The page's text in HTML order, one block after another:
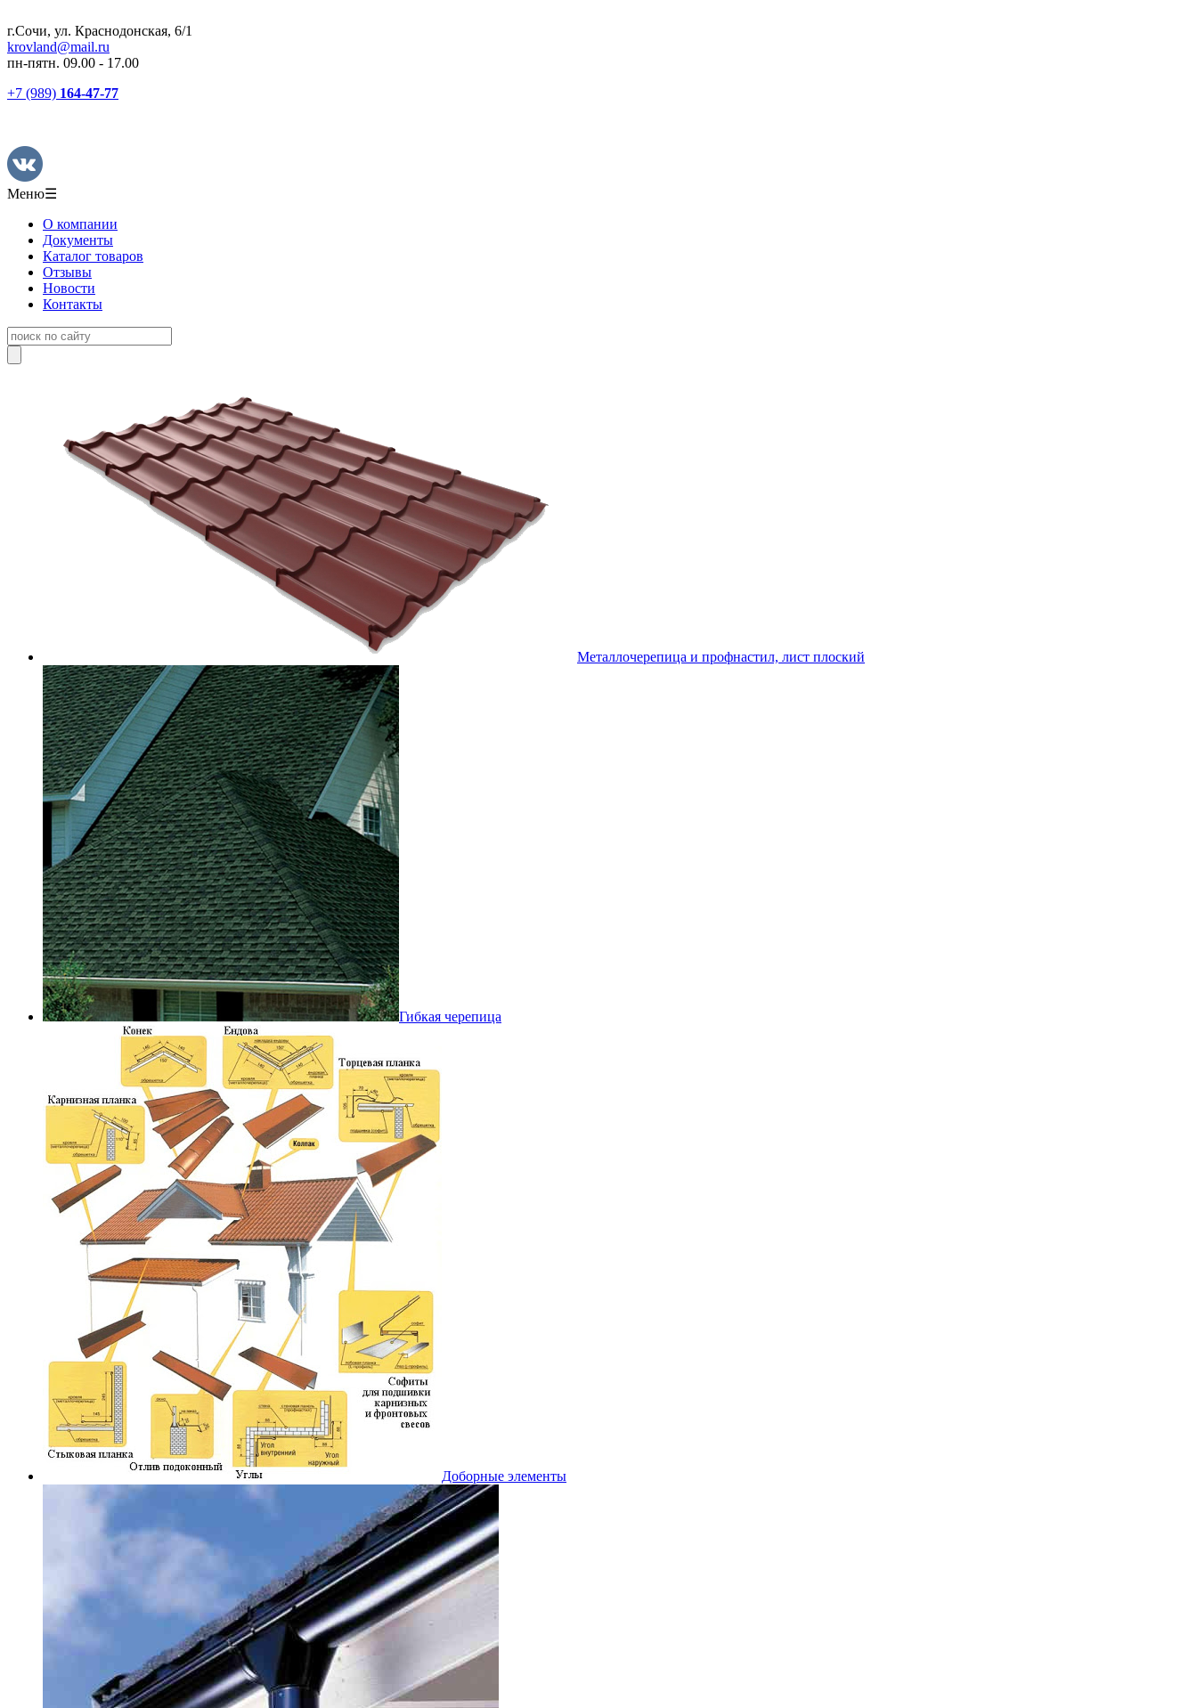
г.Сочи, ул. Краснодонская, 6/1
krovland@mail.ru
пн-пятн. 09.00 - 17.00
+7 (989) 164-47-77
Меню☰
О компании
Документы
Каталог товаров
Отзывы
Новости
Контакты
Металлочерепица и профнастил, лист плоский
Гибкая черепица
Доборные элементы